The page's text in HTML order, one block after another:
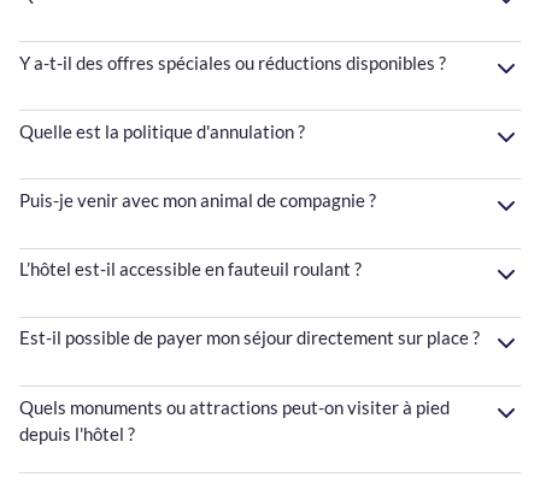
Y a-t-il des offres spéciales ou réductions disponibles ?
Quelle est la politique d'annulation ?
Puis-je venir avec mon animal de compagnie ?
L’hôtel est-il accessible en fauteuil roulant ?
Est-il possible de payer mon séjour directement sur place ?
Quels monuments ou attractions peut-on visiter à pied
depuis l'hôtel ?